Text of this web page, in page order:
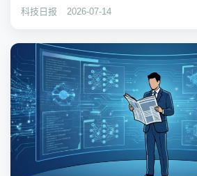
了解，该芯片采用软件定义与三维近
科技日报 2026-07-14